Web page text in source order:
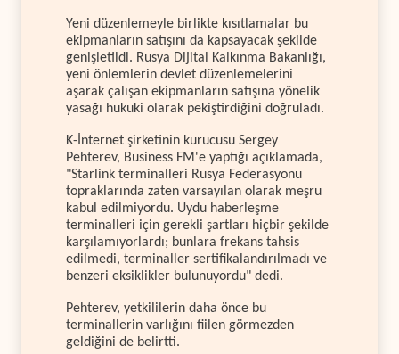
Yeni düzenlemeyle birlikte kısıtlamalar bu
ekipmanların satışını da kapsayacak şekilde
genişletildi. Rusya Dijital Kalkınma Bakanlığı,
yeni önlemlerin devlet düzenlemelerini
aşarak çalışan ekipmanların satışına yönelik
yasağı hukuki olarak pekiştirdiğini doğruladı.
K-İnternet şirketinin kurucusu Sergey
Pehterev, Business FM'e yaptığı açıklamada,
"Starlink terminalleri Rusya Federasyonu
topraklarında zaten varsayılan olarak meşru
kabul edilmiyordu. Uydu haberleşme
terminalleri için gerekli şartları hiçbir şekilde
karşılamıyorlardı; bunlara frekans tahsis
edilmedi, terminaller sertifikalandırılmadı ve
benzeri eksiklikler bulunuyordu" dedi.
Pehterev, yetkililerin daha önce bu
terminallerin varlığını fiilen görmezden
geldiğini de belirtti.